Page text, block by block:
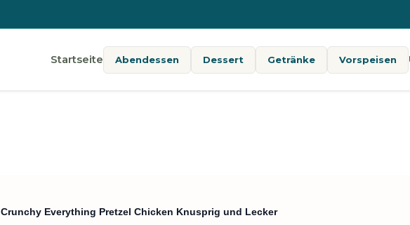
Startseite Abendessen Dessert Getränke Vorspeisen
Crunchy Everything Pretzel Chicken Knusprig und Lecker